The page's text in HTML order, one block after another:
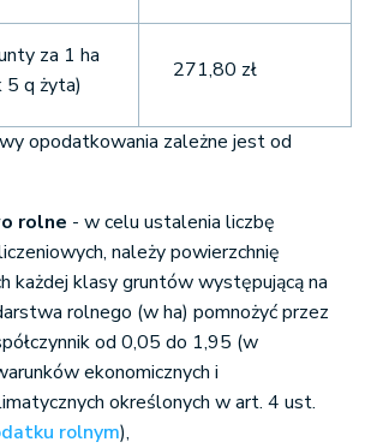
za 1 ha
5 q żyta)
271,80 zł
opodatkowania zależne jest od
rolne - w celu ustalenia liczbę
należy powierzchnię
każdej klasy gruntów występującą na
rolnego (w ha) pomnożyć przez
od 0,05 do 1,95 (w
ekonomicznych i
określonych w art. 4 ust.
rolnym),